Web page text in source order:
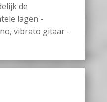
de
lagen -
vibrato gitaar -